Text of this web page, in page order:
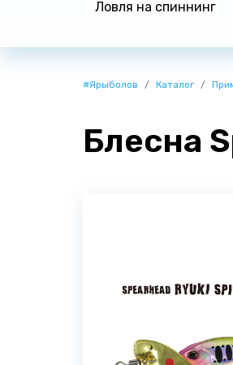
Ловля на спиннинг
#Ярыболов Каталог
Блесна